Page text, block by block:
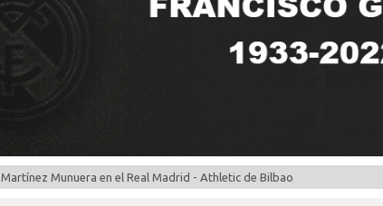
Martínez Munuera en el Real Madrid - Athletic de Bilbao